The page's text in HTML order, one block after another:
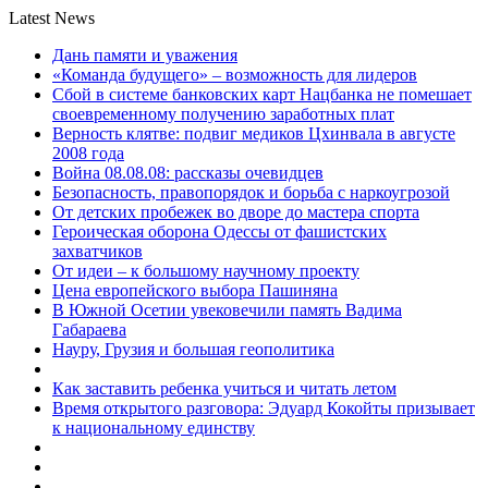
Latest News
Дань памяти и уважения
«Команда будущего» – возможность для лидеров
Сбой в системе банковских карт Нацбанка не помешает
своевременному получению заработных плат
Верность клятве: подвиг медиков Цхинвала в августе
2008 года
Война 08.08.08: рассказы очевидцев
Безопасность, правопорядок и борьба с наркоугрозой
От детских пробежек во дворе до мастера спорта
Героическая оборона Одессы от фашистских
захватчиков
От идеи – к большому научному проекту
Цена европейского выбора Пашиняна
В Южной Осетии увековечили память Вадима
Габараева
Науру, Грузия и большая геополитика
Как заставить ребенка учиться и читать летом
Время открытого разговора: Эдуард Кокойты призывает
к национальному единству